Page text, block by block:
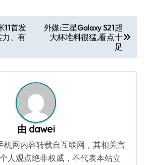
11首发
、有
外媒:三星Galaxy S21超
大杯堆料很猛,看点十
足
由 dawei
机网内容转载自互联网，其相关言
人观点绝非权威，不代表本站立